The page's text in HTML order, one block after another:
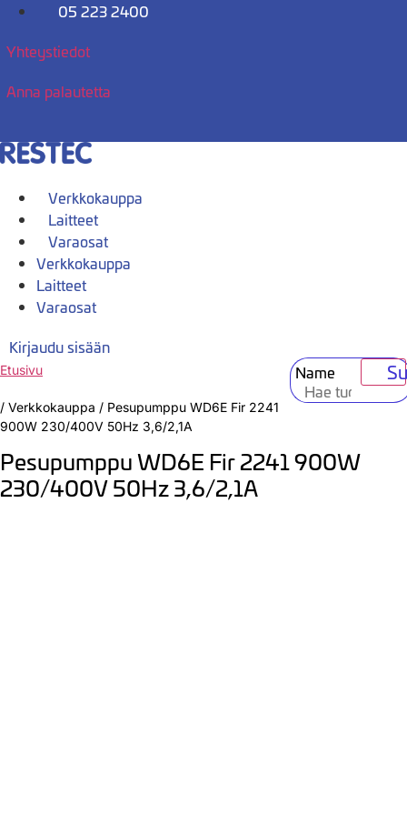
Mene
05 223 2400
Yhteystiedot
Anna palautetta
Verkkokauppa
Laitteet
Varaosat
Verkkokauppa
Laitteet
Varaosat
Kirjaudu sisään
Name
Etusivu
/ Verkkokauppa / Pesupumppu WD6E Fir 2241
900W 230/400V 50Hz 3,6/2,1A
Pesupumppu WD6E Fir 2241 900W
230/400V 50Hz 3,6/2,1A